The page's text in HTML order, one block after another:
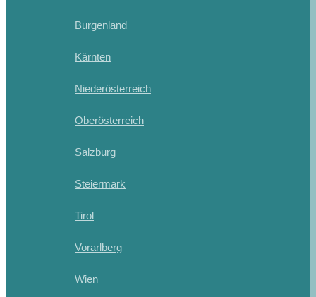
Burgenland
Kärnten
Niederösterreich
Oberösterreich
Salzburg
Steiermark
Tirol
Vorarlberg
Wien